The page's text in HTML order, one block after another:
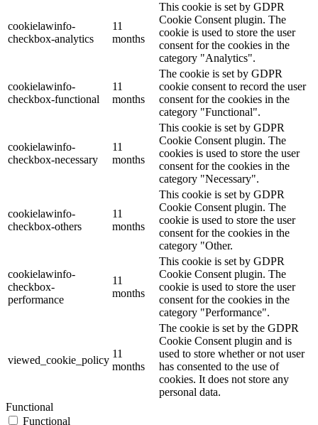
cookielawinfo-
checkbox-analytics
11
months
This cookie is set by GDPR
Cookie Consent plugin. The
cookie is used to store the user
consent for the cookies in the
category "Analytics".
cookielawinfo-
checkbox-functional
11
months
The cookie is set by GDPR
cookie consent to record the user
consent for the cookies in the
category "Functional".
cookielawinfo-
checkbox-necessary
11
months
This cookie is set by GDPR
Cookie Consent plugin. The
cookies is used to store the user
consent for the cookies in the
category "Necessary".
cookielawinfo-
checkbox-others
11
months
This cookie is set by GDPR
Cookie Consent plugin. The
cookie is used to store the user
consent for the cookies in the
category "Other.
cookielawinfo-
checkbox-
performance
11
months
This cookie is set by GDPR
Cookie Consent plugin. The
cookie is used to store the user
consent for the cookies in the
category "Performance".
viewed_cookie_policy
11
months
The cookie is set by the GDPR
Cookie Consent plugin and is
used to store whether or not user
has consented to the use of
cookies. It does not store any
personal data.
Functional
Functional